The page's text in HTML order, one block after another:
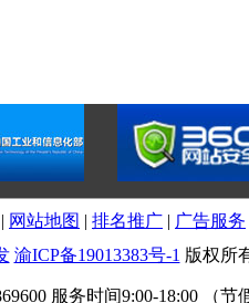
| 网站地图 | 排名推广 | 广告服务
渝ICP备19013383号-1 版权所
服务时间9:00-18:00 （节